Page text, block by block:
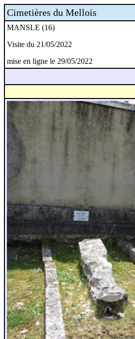
Cimetières du Mellois
MANSLE (16)
Visite du 21/05/2022
mise en ligne le 29/05/2022